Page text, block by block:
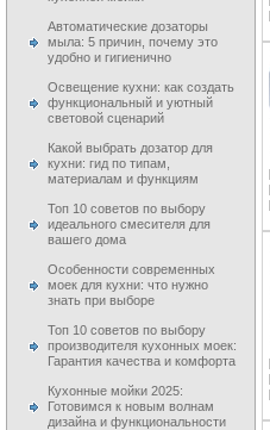
Автоматические дозаторы
мыла: 5 причин, почему это
удобно и гигиенично
Освещение кухни: как создать
функциональный и уютный
световой сценарий
Какой выбрать дозатор для
кухни: гид по типам,
материалам и функциям
Топ 10 советов по выбору
идеального смесителя для
вашего дома
Особенности современных
моек для кухни: что нужно
знать при выборе
Топ 10 советов по выбору
производителя кухонных моек:
Гарантия качества и комфорта
Кухонные мойки 2025:
Готовимся к новым волнам
дизайна и функциональности